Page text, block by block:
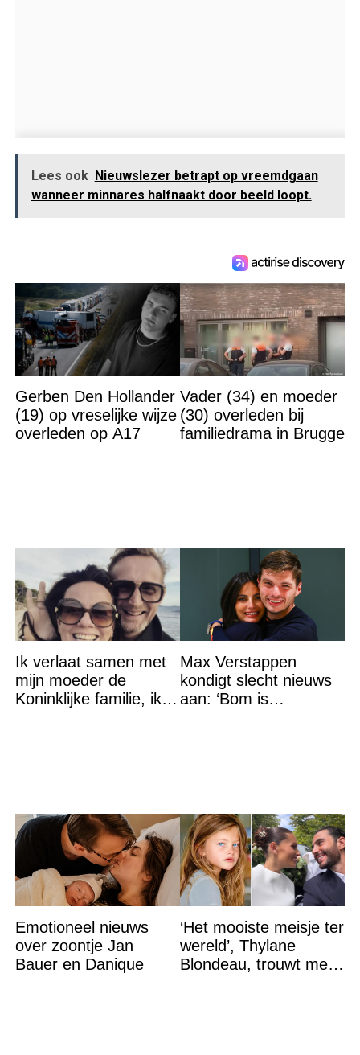
Lees ook Nieuwslezer betrapt op vreemdgaan
wanneer minnares halfnaakt door beeld loopt.
Gerben Den Hollander
(19) op vreselijke wijze
overleden op A17
Vader (34) en moeder
(30) overleden bij
familiedrama in Brugge
Ik verlaat samen met
mijn moeder de
Koninklijke familie, ik
Max Verstappen
kondigt slecht nieuws
aan: ‘Bom is
Emotioneel nieuws
over zoontje Jan
Bauer en Danique
‘Het mooiste meisje ter
wereld’, Thylane
Blondeau, trouwt met